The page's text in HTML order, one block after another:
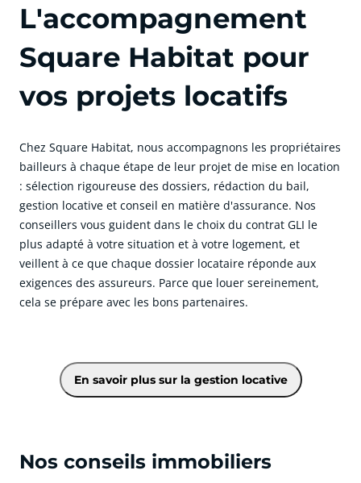
L'accompagnement
Square Habitat pour
vos projets locatifs
Chez Square Habitat, nous accompagnons les propriétaires
bailleurs à chaque étape de leur projet de mise en location
: sélection rigoureuse des dossiers, rédaction du bail,
gestion locative et conseil en matière d'assurance. Nos
conseillers vous guident dans le choix du contrat GLI le
plus adapté à votre situation et à votre logement, et
veillent à ce que chaque dossier locataire réponde aux
exigences des assureurs. Parce que louer sereinement,
cela se prépare avec les bons partenaires.
En savoir plus sur la gestion locative
Nos conseils immobiliers